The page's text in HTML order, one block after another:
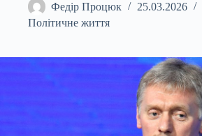
Федір Процюк
25.03.2026
Політичне життя